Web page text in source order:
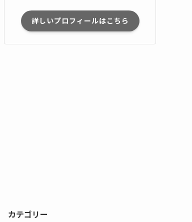
詳しいプロフィールはこちら
カテゴリー